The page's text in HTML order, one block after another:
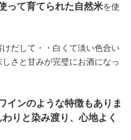
って育てられた自然米を使
だして・・白くて淡い色合い
さと甘みが完璧にお酒になっ
インのような特徴もありま
りと染み渡り、心地よく